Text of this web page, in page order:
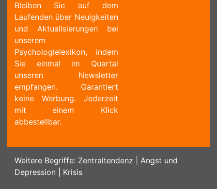
Bleiben Sie auf dem
Laufenden über Neuigkeiten
und Aktualisierungen bei
unserem
Psychologielexikon, indem
Sie einmal im Quartal
unseren Newsletter
empfangen. Garantiert
keine Werbung. Jederzeit
mit einem Klick
abbestellbar.
Weitere Begriffe: Zentraltendenz
Angst und
Depression
Krisis